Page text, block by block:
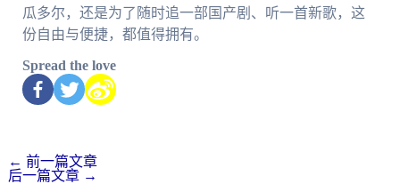
瓜多尔，还是为了随时追一部国产剧、听一首新歌，这
份自由与便捷，都值得拥有。
Spread the love
← 前一篇文章
后一篇文章 →